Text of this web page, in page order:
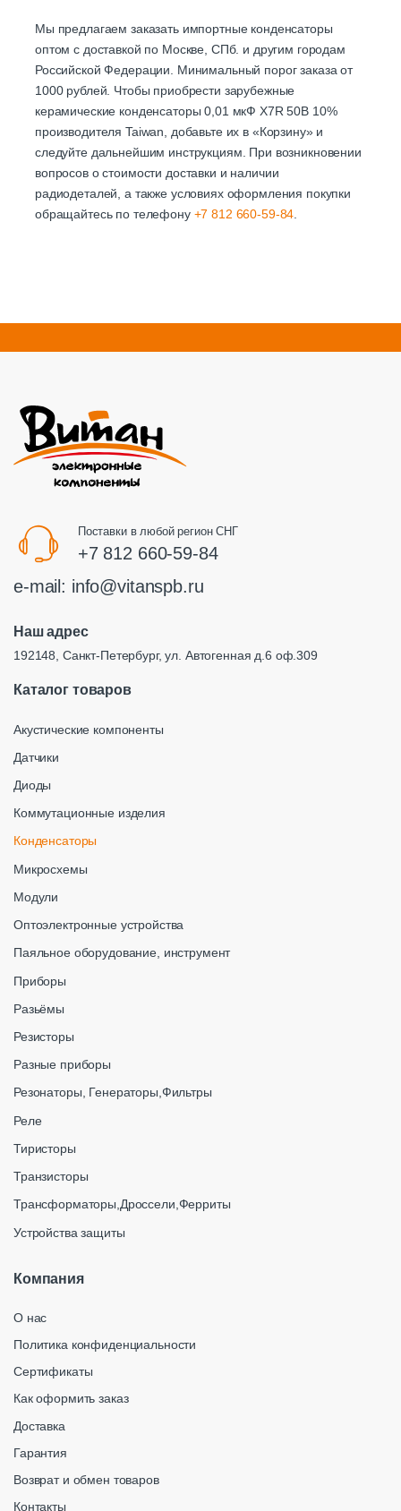
Мы предлагаем заказать импортные конденсаторы
оптом с доставкой по Москве, СПб. и другим городам
Российской Федерации. Минимальный порог заказа от
1000 рублей. Чтобы приобрести зарубежные
керамические конденсаторы 0,01 мкФ X7R 50В 10%
производителя Taiwan, добавьте их в «Корзину» и
следуйте дальнейшим инструкциям. При возникновении
вопросов о стоимости доставки и наличии
радиодеталей, а также условиях оформления покупки
обращайтесь по телефону +7 812 660-59-84.
Поставки в любой регион СНГ
+7 812 660-59-84
e-mail: info@vitanspb.ru
Наш адрес
192148, Санкт-Петербург, ул. Автогенная д.6 оф.309
Каталог товаров
Акустические компоненты
Датчики
Диоды
Коммутационные изделия
Конденсаторы
Микросхемы
Модули
Оптоэлектронные устройства
Паяльное оборудование, инструмент
Приборы
Разьёмы
Резисторы
Разные приборы
Резонаторы, Генераторы,Фильтры
Реле
Тиристоры
Транзисторы
Трансформаторы,Дроссели,Ферриты
Устройства защиты
Компания
О нас
Политика конфиденциальности
Сертификаты
Как оформить заказ
Доставка
Гарантия
Возврат и обмен товаров
Контакты